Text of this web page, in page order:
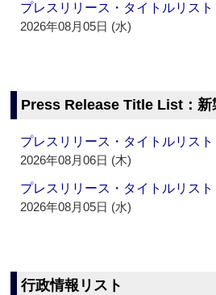
プレスリリース・タイトルリス
2026年08月05日 (水)
Press Release Title List：新
プレスリリース・タイトルリス
2026年08月06日 (木)
プレスリリース・タイトルリス
2026年08月05日 (水)
行政情報リスト